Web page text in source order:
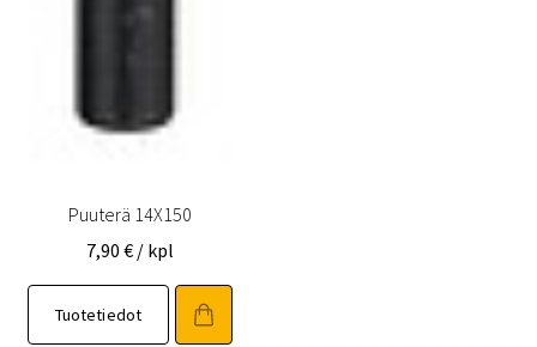
Puuterä 14X150
7,90 € / kpl
Tuotetiedot